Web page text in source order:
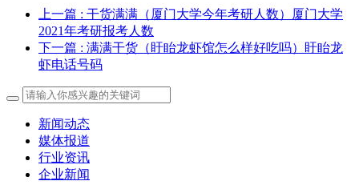
上一篇 : 干货满满（厦门大学今年考研人数）厦门大学
2021年考研报考人数
下一篇 : 满满干货（盱眙龙虾馆怎么样好吃吗）盱眙龙
虾电话号码
新闻动态
媒体报道
行业资讯
企业新闻